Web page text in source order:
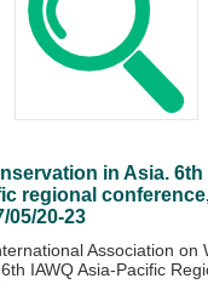
in Asia. 6th
regional
05/20-23
Association on
6th IAWQ Asia-Pacific